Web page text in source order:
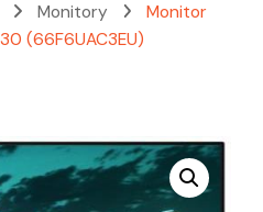
Monitory
Monitor
(66F6UAC3EU)